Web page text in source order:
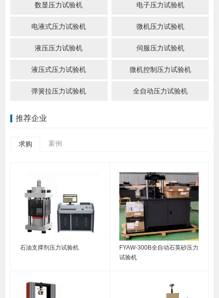
数显压力试验机 电子压力试验机
电液式压力试验机 微机压力试验机
液压压力试验机 伺服压力试验机
液压式压力试验机 微机控制压力试验机
弹簧拉压力试验机 全自动压力试验机
推荐企业
求购 案例
石油支撑剂压力试验机
FYAW-300B全自动石英砂压力
试验机